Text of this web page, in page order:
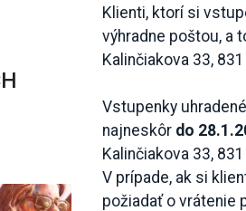
Klienti, ktorí si
výhradne poštou, a
Kalinčiakova 33,
Vstupenky uhradené
najneskôr do
Kalinčiakova 33,
V prípade, ak si
požiadať o vrátenie